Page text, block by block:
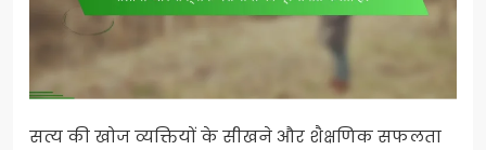
सत्य की खोज व्यक्तियों के सीखने और शैक्षणिक सफलता